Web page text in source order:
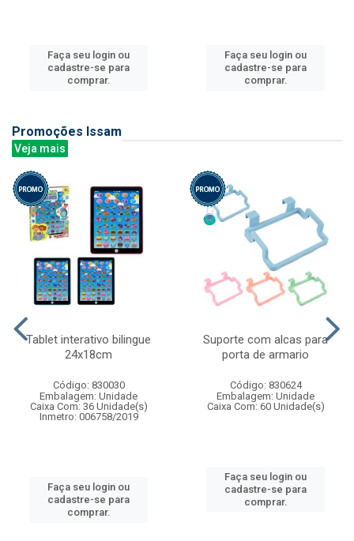
Faça seu login ou
cadastre-se para
comprar.
Faça seu login ou
cadastre-se para
comprar.
Promoções Issam
Veja mais
Tablet interativo bilingue
24x18cm
Código: 830030
Embalagem: Unidade
Caixa Com: 36 Unidade(s)
Inmetro: 006758/2019
Faça seu login ou
cadastre-se para
comprar.
Suporte com alcas para
porta de armario
Código: 830624
Embalagem: Unidade
Caixa Com: 60 Unidade(s)
Faça seu login ou
cadastre-se para
comprar.